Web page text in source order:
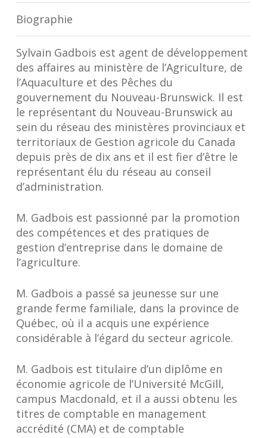
Biographie
Sylvain Gadbois est agent de développement
des affaires au ministère de l’Agriculture, de
l’Aquaculture et des Pêches du
gouvernement du Nouveau-Brunswick. Il est
le représentant du Nouveau-Brunswick au
sein du réseau des ministères provinciaux et
territoriaux de Gestion agricole du Canada
depuis près de dix ans et il est fier d’être le
représentant élu du réseau au conseil
d’administration.
M. Gadbois est passionné par la promotion
des compétences et des pratiques de
gestion d’entreprise dans le domaine de
l’agriculture.
M. Gadbois a passé sa jeunesse sur une
grande ferme familiale, dans la province de
Québec, où il a acquis une expérience
considérable à l’égard du secteur agricole.
M. Gadbois est titulaire d’un diplôme en
économie agricole de l’Université McGill,
campus Macdonald, et il a aussi obtenu les
titres de comptable en management
accrédité (CMA) et de comptable